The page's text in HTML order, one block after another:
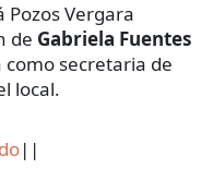
Pozos Vergara
de Gabriela Fuentes
secretaria de
local.
||